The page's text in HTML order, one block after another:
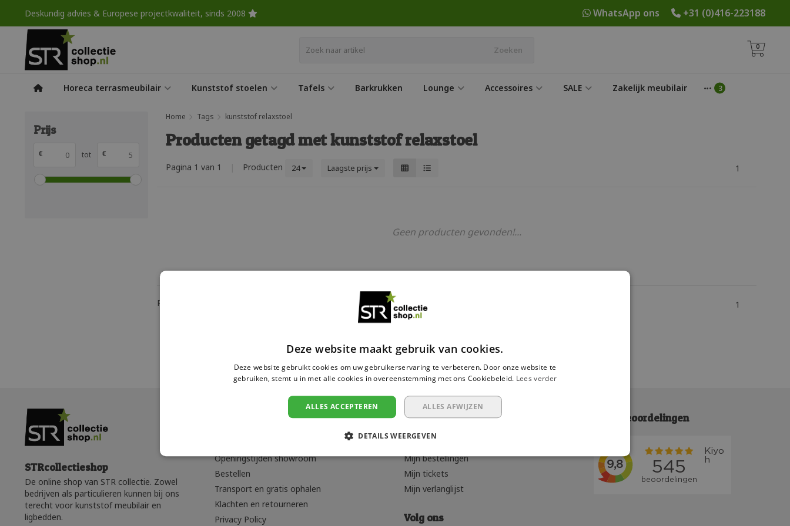
Deskundig advies & Europese projectkwaliteit, sinds 2008 +31 (0)416-223188
WhatsApp ons
Zoeken 0
Horeca terrasmeubilair Kunststof stoelen Tafels Barkrukken Lounge Accessoires SALE Zakelijk meubilair
Prijs
€ tot €
Home Tags kunststof relaxstoel
Producten getagd met kunststof relaxstoel
Pagina 1 van 1 Producten 24 Laagste prijs 1
Geen producten gevonden!...
Pagina 1 van 1 Laagste prijs 1
STRcollectieshop
De online shop van STR collectie. Zowel
bedrijven als particulieren kunnen bij ons
terecht voor kunststof meubilair en
ligbedden.
Openingstijden showroom
Bestellen
Transport en gratis ophalen
Klachten en retourneren
Privacy Policy
Mijn account
Mijn bestellingen
Mijn tickets
Mijn verlanglijst
Volg ons
Klantbeoordelingen
Deze website maakt gebruik van cookies.
Deze website gebruikt cookies om uw gebruikerservaring te verbeteren. Door onze website te
gebruiken, stemt u in met alle cookies in overeenstemming met ons Cookiebeleid. Lees verder
ALLES ACCEPTEREN ALLES AFWIJZEN
DETAILS WEERGEVEN